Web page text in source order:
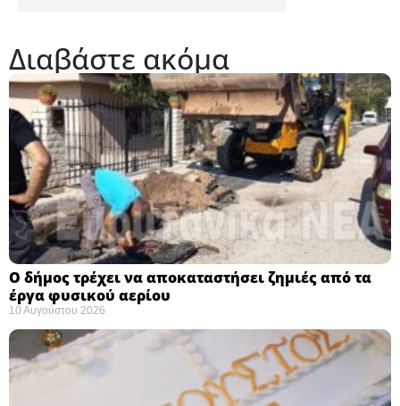
Διαβάστε ακόμα
Ο δήμος τρέχει να αποκαταστήσει ζημιές από τα
έργα φυσικού αερίου
10 Αυγούστου 2026